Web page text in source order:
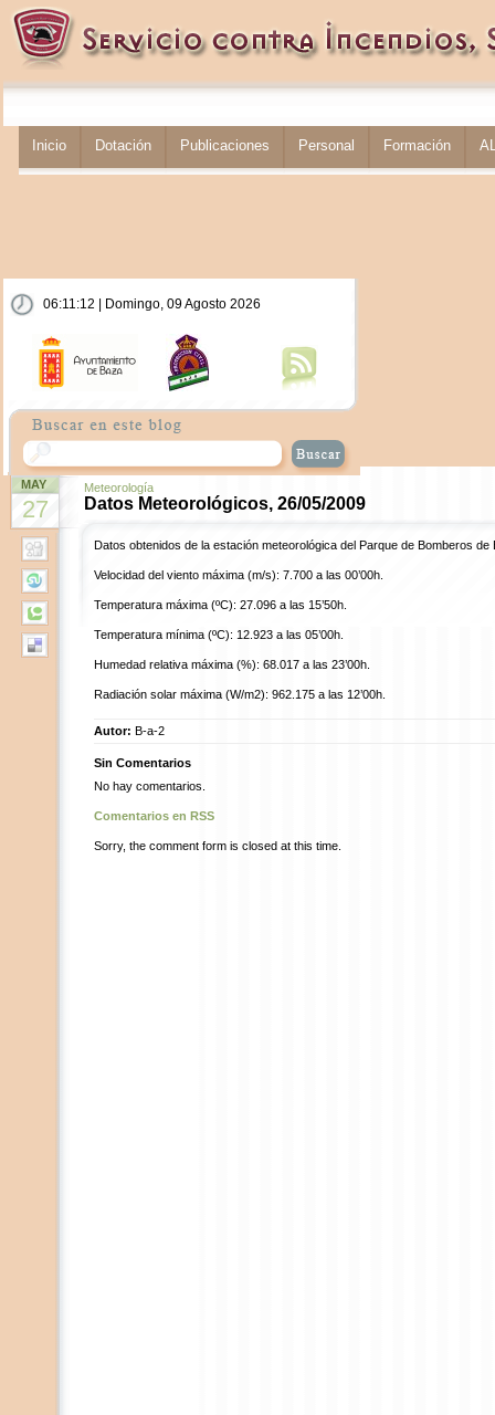
Inicio Dotación Publicaciones Personal Formación
06:11:13 | Domingo, 09 Agosto 2026
MAY
27
Meteorología
Datos Meteorológicos, 26/05/2009
Datos obtenidos de la estación meteorológica del Parque de Bomberos de
Velocidad del viento máxima (m/s): 7.700 a las 00’00h.
Temperatura máxima (ºC): 27.096 a las 15’50h.
Temperatura mínima (ºC): 12.923 a las 05’00h.
Humedad relativa máxima (%): 68.017 a las 23’00h.
Radiación solar máxima (W/m2): 962.175 a las 12’00h.
Autor: B-a-2
Sin Comentarios
No hay comentarios.
Comentarios en RSS
Sorry, the comment form is closed at this time.